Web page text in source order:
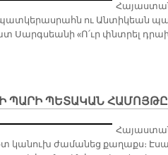
ու Ան­տի­կեան
Սարգ­սեա­նի «Ո՛ւր փնտրել
ՊԱՐԻ ՊԵՏԱԿԱՆ
կա­նուխ ժա­մա­նեց քա­ղաքս։